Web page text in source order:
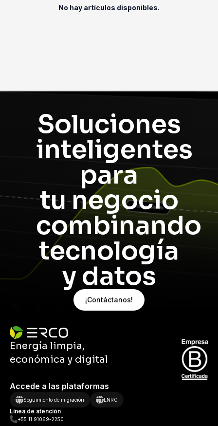
No hay artículos disponibles.
Soluciones
inteligentes
para
tu negocio
combinando
tecnología
y datos
¡Contáctanos!
Energía limpia,
económica y digital
Accede a las plataformas
Seguimiento de migración ENRG
Línea de atención
+55 11 91069-2250